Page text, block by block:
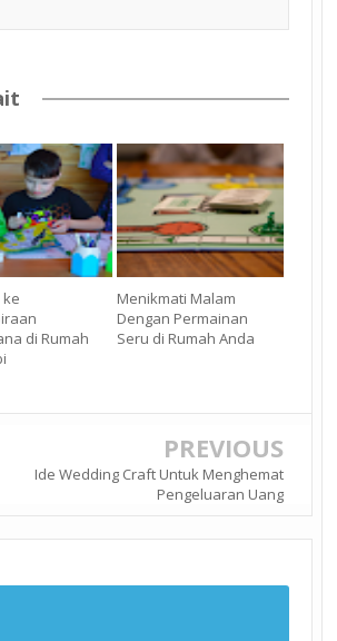
ke
di Rumah
Menikmati Malam
Dengan Permainan
Seru di Rumah Anda
PREVIOUS
Ide Wedding Craft Untuk Menghemat
Pengeluaran Uang